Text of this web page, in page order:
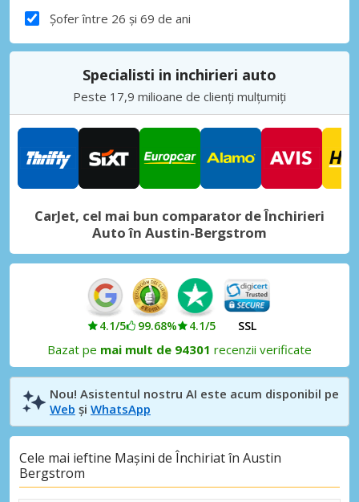
Șofer între 26 și 69 de ani
Specialisti in inchirieri auto
Peste 17,9 milioane de clienți mulțumiți
CarJet, cel mai bun comparator de Închirieri
Auto în Austin-Bergstrom
4.1/5 99.68% 4.1/5 SSL
Bazat pe mai mult de 94301 recenzii verificate
Nou! Asistentul nostru AI este acum disponibil pe
Web și WhatsApp
Cele mai ieftine Mașini de Închiriat în Austin
Bergstrom